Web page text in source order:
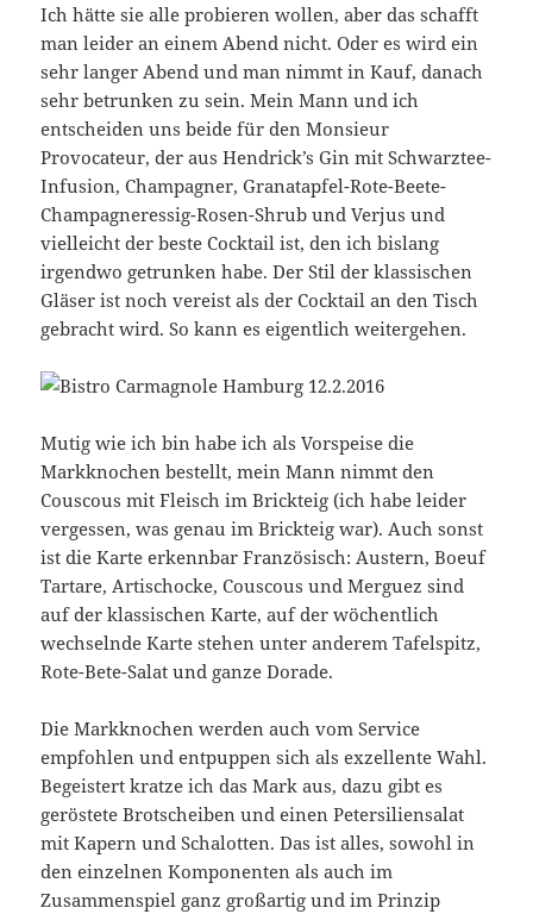
Ich hätte sie alle probieren wollen, aber das schafft
man leider an einem Abend nicht. Oder es wird ein
sehr langer Abend und man nimmt in Kauf, danach
sehr betrunken zu sein. Mein Mann und ich
entscheiden uns beide für den Monsieur
Provocateur, der aus Hendrick’s Gin mit Schwarztee-
Infusion, Champagner, Granatapfel-Rote-Beete-
Champagneressig-Rosen-Shrub und Verjus und
vielleicht der beste Cocktail ist, den ich bislang
irgendwo getrunken habe. Der Stil der klassischen
Gläser ist noch vereist als der Cocktail an den Tisch
gebracht wird. So kann es eigentlich weitergehen.
Mutig wie ich bin habe ich als Vorspeise die
Markknochen bestellt, mein Mann nimmt den
Couscous mit Fleisch im Brickteig (ich habe leider
vergessen, was genau im Brickteig war). Auch sonst
ist die Karte erkennbar Französisch: Austern, Boeuf
Tartare, Artischocke, Couscous und Merguez sind
auf der klassischen Karte, auf der wöchentlich
wechselnde Karte stehen unter anderem Tafelspitz,
Rote-Bete-Salat und ganze Dorade.
Die Markknochen werden auch vom Service
empfohlen und entpuppen sich als exzellente Wahl.
Begeistert kratze ich das Mark aus, dazu gibt es
geröstete Brotscheiben und einen Petersiliensalat
mit Kapern und Schalotten. Das ist alles, sowohl in
den einzelnen Komponenten als auch im
Zusammenspiel ganz großartig und im Prinzip